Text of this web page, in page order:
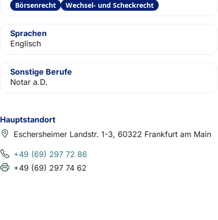
Hauptstandort
Eschersheimer Landstr. 1-3, 60322 Frankfurt am Main
+49 (69) 297 72 86
+49 (69) 297 74 62
Börsenrecht Wechsel- und Scheckrecht
Sprachen
Englisch
Sonstige Berufe
Notar a.D.